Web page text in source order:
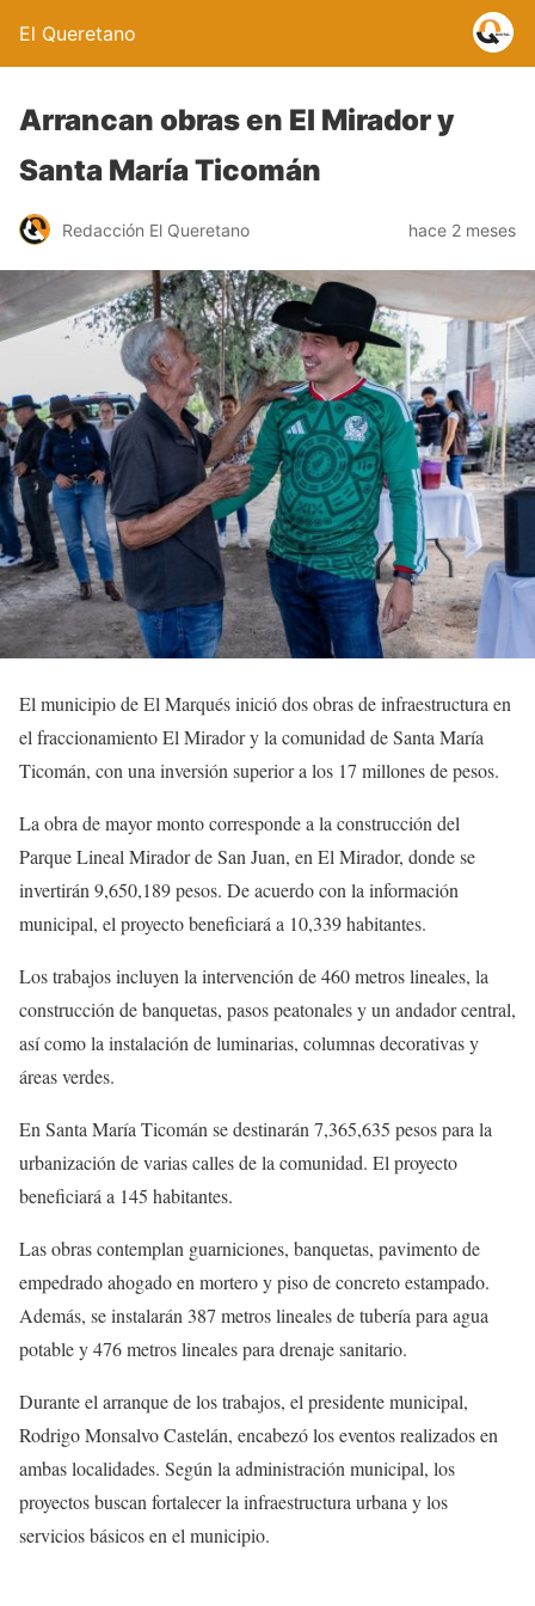
El Queretano
Arrancan obras en El Mirador y
Santa María Ticomán
Redacción El Queretano hace 2 meses
El municipio de El Marqués inició dos obras de infraestructura en
el fraccionamiento El Mirador y la comunidad de Santa María
Ticomán, con una inversión superior a los 17 millones de pesos.
La obra de mayor monto corresponde a la construcción del
Parque Lineal Mirador de San Juan, en El Mirador, donde se
invertirán 9,650,189 pesos. De acuerdo con la información
municipal, el proyecto beneficiará a 10,339 habitantes.
Los trabajos incluyen la intervención de 460 metros lineales, la
construcción de banquetas, pasos peatonales y un andador central,
así como la instalación de luminarias, columnas decorativas y
áreas verdes.
En Santa María Ticomán se destinarán 7,365,635 pesos para la
urbanización de varias calles de la comunidad. El proyecto
beneficiará a 145 habitantes.
Las obras contemplan guarniciones, banquetas, pavimento de
empedrado ahogado en mortero y piso de concreto estampado.
Además, se instalarán 387 metros lineales de tubería para agua
potable y 476 metros lineales para drenaje sanitario.
Durante el arranque de los trabajos, el presidente municipal,
Rodrigo Monsalvo Castelán, encabezó los eventos realizados en
ambas localidades. Según la administración municipal, los
proyectos buscan fortalecer la infraestructura urbana y los
servicios básicos en el municipio.